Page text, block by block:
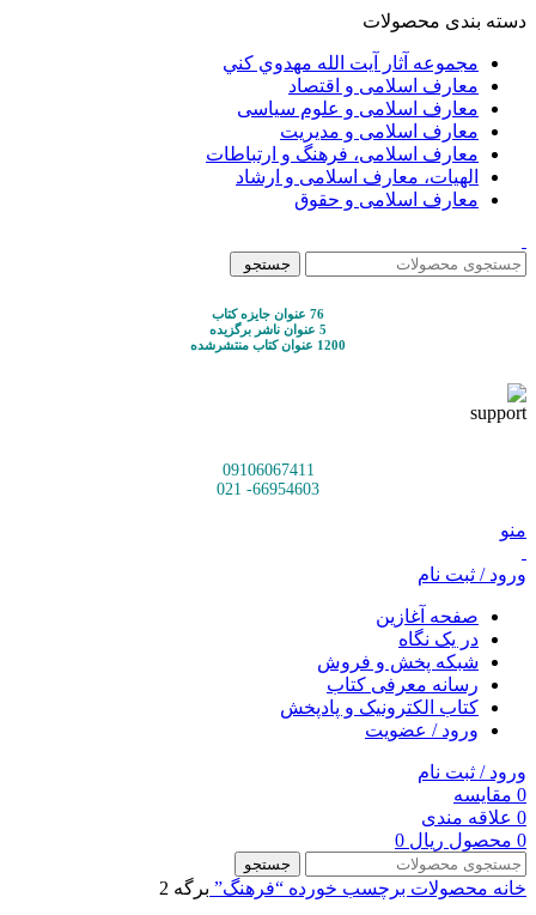
دسته بندی محصولات
مجموعه آثار آيت الله مهدوي كني
معارف اسلامی و اقتصاد
معارف اسلامی و علوم سیاسی
معارف اسلامی و مدیریت
معارف اسلامی، فرهنگ و ارتباطات
الهیات، معارف اسلامی و ارشاد
معارف اسلامی و حقوق
جستجو
76 عنوان جایزه کتاب
5 عنوان ناشر برگزیده
1200 عنوان کتاب منتشرشده
09106067411
66954603- 021
منو
ورود / ثبت نام
صفحه آغازین
در یک نگاه
شبکه پخش و فروش
رسانه معرفی کتاب
کتاب الکترونیک و پادپخش
ورود / عضویت
ورود / ثبت نام
0 مقایسه
0 علاقه مندی
0 محصول ریال
جستجو
خانه محصولات برچسب خورده “فرهنگ” برگه 2